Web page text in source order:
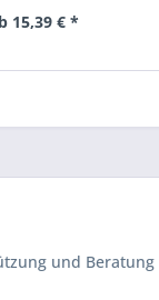
15,39 € *
und Beratung